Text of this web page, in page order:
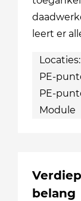
leert er
PE-
PE-
Module
belang